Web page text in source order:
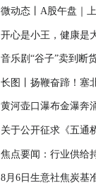
微动态丨A股午盘｜
活跃
开心是小王，健康是
聚，“中国天然水蛭
100期健康赋能
音乐剧“谷子”卖到断
续买单
长图丨扬鞭奋蹄！塞
黄河壶口瀑布金瀑奔
关于公开征求《五通
格和销售价格方案（
告 今亮点
焦点要闻：行业供给
游瓶颈资产迎来价值
8月6日生意社焦炭基